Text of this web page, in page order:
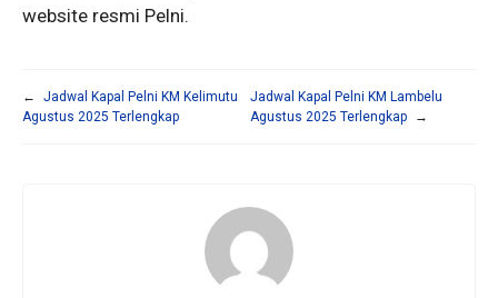
website resmi Pelni.
←
Jadwal Kapal Pelni KM Kelimutu
Agustus 2025 Terlengkap
Jadwal Kapal Pelni KM Lambelu
Agustus 2025 Terlengkap
→